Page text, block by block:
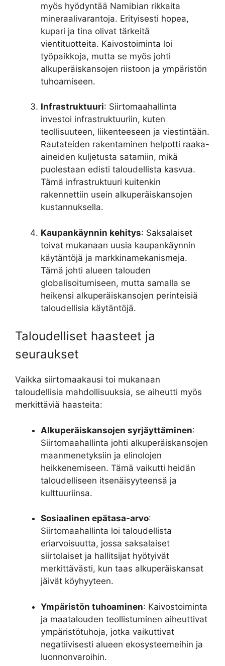
myös hyödyntää Namibian rikkaita
mineraalivarantoja. Erityisesti hopea,
kupari ja tina olivat tärkeitä
vientituotteita. Kaivostoiminta loi
työpaikkoja, mutta se myös johti
alkuperäiskansojen riistoon ja ympäristön
tuhoamiseen.
Infrastruktuuri: Siirtomaahallinta
investoi infrastruktuuriin, kuten
teollisuuteen, liikenteeseen ja viestintään.
Rautateiden rakentaminen helpotti raaka-
aineiden kuljetusta satamiin, mikä
puolestaan edisti taloudellista kasvua.
Tämä infrastruktuuri kuitenkin
rakennettiin usein alkuperäiskansojen
kustannuksella.
Kaupankäynnin kehitys: Saksalaiset
toivat mukanaan uusia kaupankäynnin
käytäntöjä ja markkinamekanismeja.
Tämä johti alueen talouden
globalisoitumiseen, mutta samalla se
heikensi alkuperäiskansojen perinteisiä
taloudellisia käytäntöjä.
Taloudelliset haasteet ja
seuraukset
Vaikka siirtomaakausi toi mukanaan
taloudellisia mahdollisuuksia, se aiheutti myös
merkittäviä haasteita:
Alkuperäiskansojen syrjäyttäminen:
Siirtomaahallinta johti alkuperäiskansojen
maanmenetyksiin ja elinolojen
heikkenemiseen. Tämä vaikutti heidän
taloudelliseen itsenäisyyteensä ja
kulttuuriinsa.
Sosiaalinen epätasa-arvo:
Siirtomaahallinta loi taloudellista
eriarvoisuutta, jossa saksalaiset
siirtolaiset ja hallitsijat hyötyivät
merkittävästi, kun taas alkuperäiskansat
jäivät köyhyyteen.
Ympäristön tuhoaminen: Kaivostoiminta
ja maatalouden teollistuminen aiheuttivat
ympäristötuhoja, jotka vaikuttivat
negatiivisesti alueen ekosysteemeihin ja
luonnonvaroihin.